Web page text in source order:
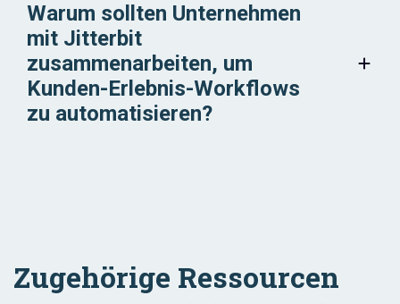
Warum sollten Unternehmen
mit Jitterbit
zusammenarbeiten, um
Kunden-Erlebnis-Workflows
zu automatisieren?
Zugehörige Ressourcen